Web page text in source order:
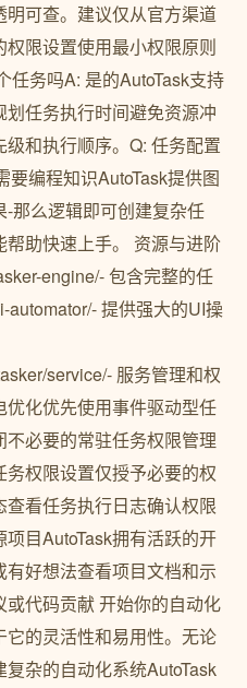
明可查。建议仅从官方渠道
限设置使用最小权限原则
任务吗A: 是的AutoTask支持
任务执行时间避免资源冲
和执行顺序。Q: 任务配置
编程知识AutoTask提供图
那么逻辑即可创建复杂任
助快速上手。 资源与进阶
engine/- 包含完整的任
提供强大的UI操
service/- 服务管理和权
化优先使用事件驱动型任
必要的常驻任务权限管理
权限设置仅授予必要的权
看任务执行日志确认权限
目AutoTask拥有活跃的开
好想法查看项目文档和示
代码贡献 开始你的自动化
它的灵活性和易用性。无论
杂的自动化系统AutoTask